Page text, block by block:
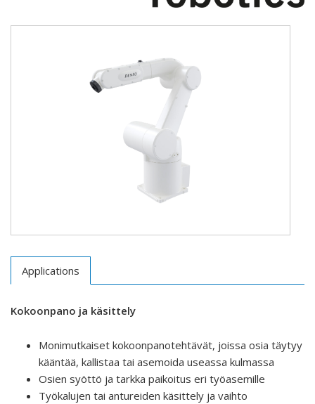
Applications
Kokoonpano ja käsittely
Monimutkaiset kokoonpanotehtävät, joissa osia täytyy
kääntää, kallistaa tai asemoida useassa kulmassa
Osien syöttö ja tarkka paikoitus eri työasemille
Työkalujen tai antureiden käsittely ja vaihto